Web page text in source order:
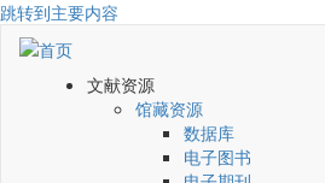
跳转到主要内容
文献资源
馆藏资源
数据库
电子图书